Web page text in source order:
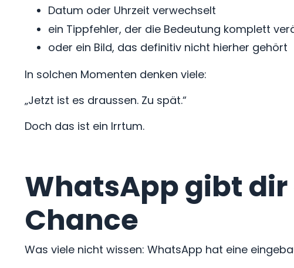
Datum oder Uhrzeit verwechselt
ein Tippfehler, der die Bedeutung komplett
oder ein Bild, das definitiv nicht hierher gehört
In solchen Momenten denken viele:
„Jetzt ist es draussen. Zu spät.“
Doch das ist ein Irrtum.
WhatsApp gibt
Chance
Was viele nicht wissen: WhatsApp hat eine